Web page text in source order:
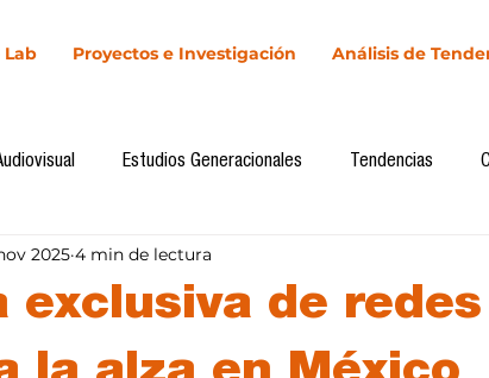
Lab Proyectos e Investigación Análisis de
Estudios Generacionales Tendencias
Cultura Digital Comunicación y Sociedad
Investigación H&NhCL CICA/Sintaxis
exclusiva de redes
2025 4 min de lectura